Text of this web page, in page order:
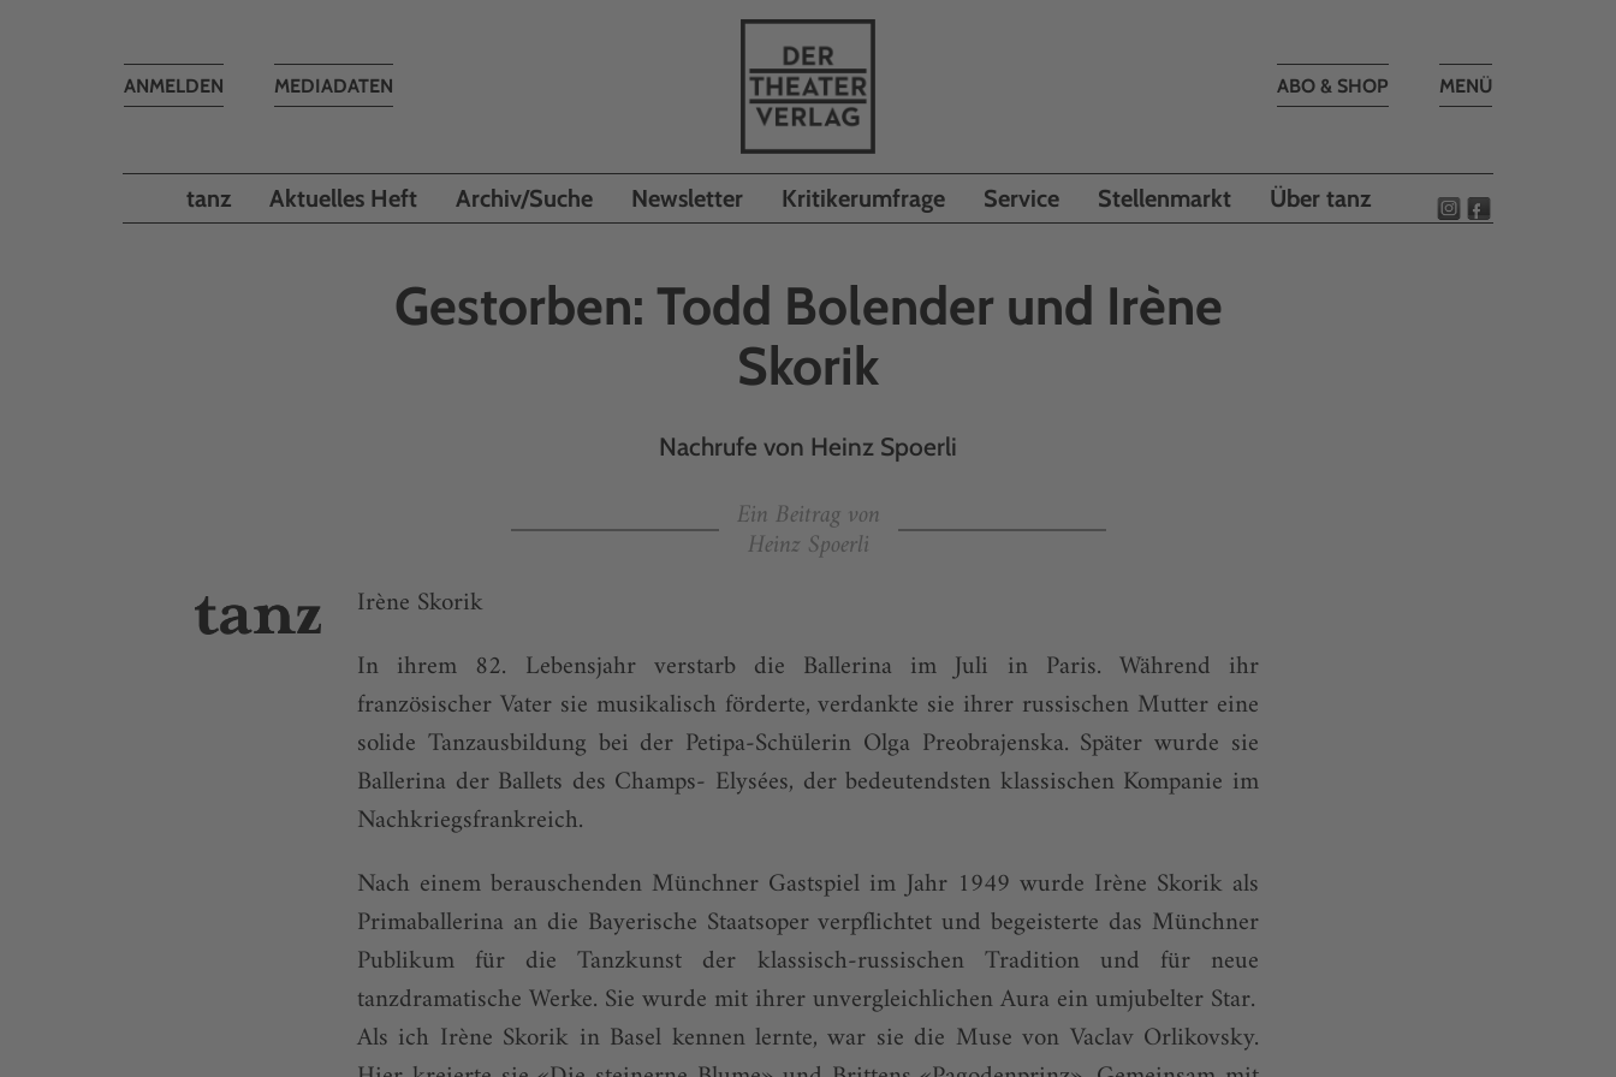
Toggle
MENÜ
ABO & SHOP
MEDIADATEN
Toggle
ANMELDEN
tanz Aktuelles Heft Archiv/Suche Newsletter Kritikerumfrage Service Stellenmarkt Über tanz
Gestorben: Todd Bolender und Irène
Skorik
Nachrufe von Heinz Spoerli
Ein Beitrag von
Heinz Spoerli
Irène Skorik
In ihrem 82. Lebensjahr verstarb die Ballerina im Juli in Paris. Während ihr
französischer Vater sie musikalisch förderte, verdankte sie ihrer russischen Mutter eine
solide Tanzausbildung bei der Petipa-Schülerin Olga Preo­brajenska. Später wurde sie
Ballerina der Ballets des Champs- Elysées, der bedeutendsten klassischen Kompanie im
Nachkriegsfrankreich.
Nach einem berauschenden Münchner Gastspiel im Jahr 1949 wurde Irène Skorik als
Primaballerina an die Bayerische Staatsoper verpflichtet und begeisterte das Münchner
Publikum für die Tanzkunst der klassisch-russischen Tradition und für neue
tanzdramatische Werke. Sie wurde mit ihrer unvergleichlichen Aura ein umjubelter Star.
Als ich Irène Skorik in Basel kennen lernte, war sie die Muse von Vaclav Orlikovsky.